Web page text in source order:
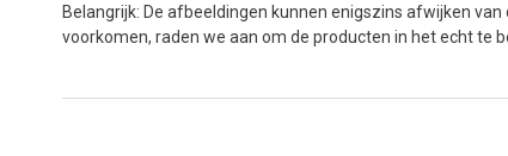
Belangrijk: De afbeeldingen kunnen enigszins afwijken
voorkomen, raden we aan om de producten in het echt te